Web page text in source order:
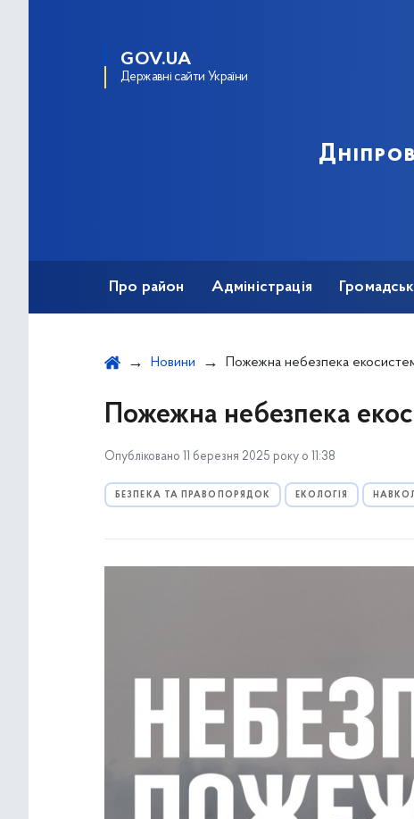
GOV.UA
Державні сайти України
Про район Адміністрація
Новини Пожежна небезпека
Пожежна небезпека
Опубліковано 11 березня 2025 року о 11:38
БЕЗПЕКА ТА ПРАВОПОРЯДОК ЕКОЛОГІЯ